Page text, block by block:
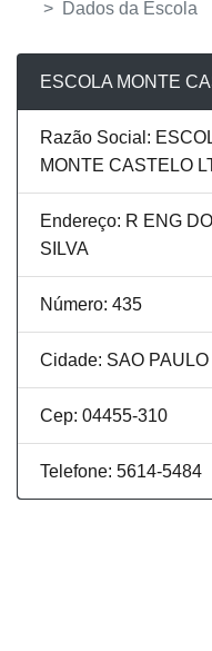
Dados da Escola
ESCOLA MONTE
Razão Social:
MONTE CASTELO
Endereço: R ENG
SILVA
Número: 435
Cidade: SAO PAULO
Cep: 04455-310
Telefone: 5614-5484